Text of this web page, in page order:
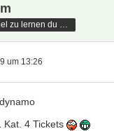
Noch viel zu lernen du hast
um 13:26
Kat. 4 Tickets